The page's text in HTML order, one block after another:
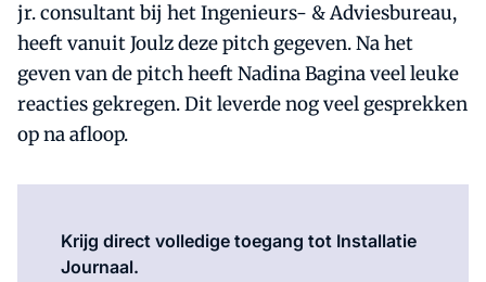
jr. consultant bij het Ingenieurs- & Adviesbureau,
heeft vanuit Joulz deze pitch gegeven. Na het
geven van de pitch heeft Nadina Bagina veel leuke
reacties gekregen. Dit leverde nog veel gesprekken
op na afloop.
Krijg direct volledige toegang tot Installatie
Journaal.